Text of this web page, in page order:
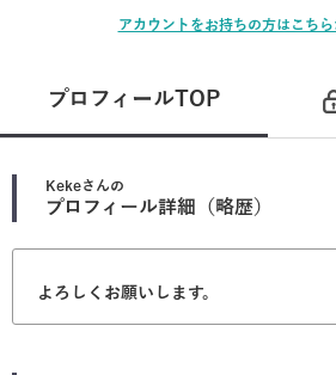
アカウントをお持ちの方はこち
プロフィールTOP
Kekeさんの
プロフィール詳細（略歴）
よろしくお願いします。